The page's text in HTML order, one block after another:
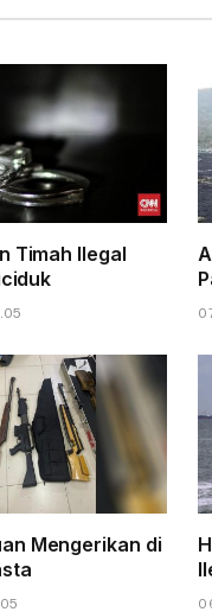
Timah Ilegal
Mengerikan di